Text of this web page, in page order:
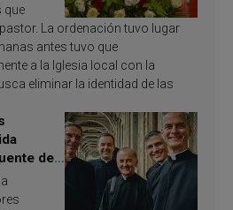
que
La ordenación tuvo lugar
antes tuvo que
a la Iglesia local con la
eliminar la identidad de las
de